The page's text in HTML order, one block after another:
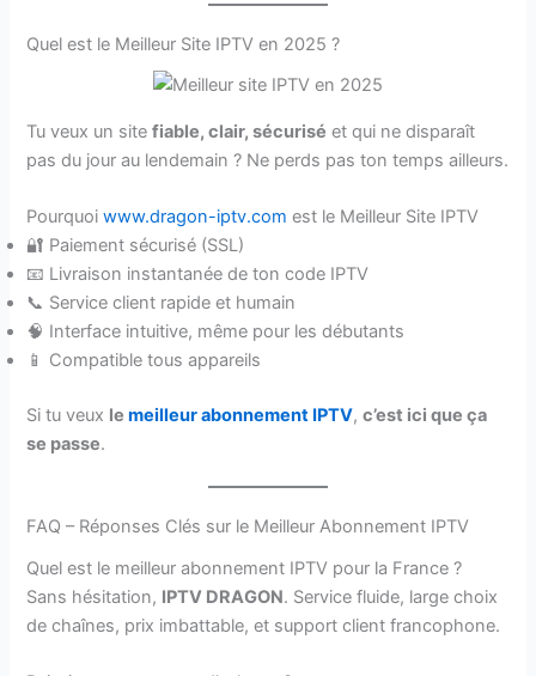
Quel est le Meilleur Site IPTV en 2025 ?
Tu veux un sitefiable, clair, sécurisé et qui ne disparaît
pas du jour au lendemain ? Ne perds pas ton temps ailleurs.
Pourquoiwww.dragon-iptv.com est le Meilleur Site IPTV
🔐 Paiement sécurisé (SSL)
📧 Livraison instantanée de ton code IPTV
📞 Service client rapide et humain
🧠 Interface intuitive, même pour les débutants
📱 Compatible tous appareils
Si tu veux lemeilleur abonnement IPTV,c’est ici que ça
se passe.
FAQ – Réponses Clés sur le Meilleur Abonnement IPTV
Quel est le meilleur abonnement IPTV pour la France ?
Sans hésitation, IPTV DRAGON. Service fluide, large choix
de chaînes, prix imbattable, et support client francophone.